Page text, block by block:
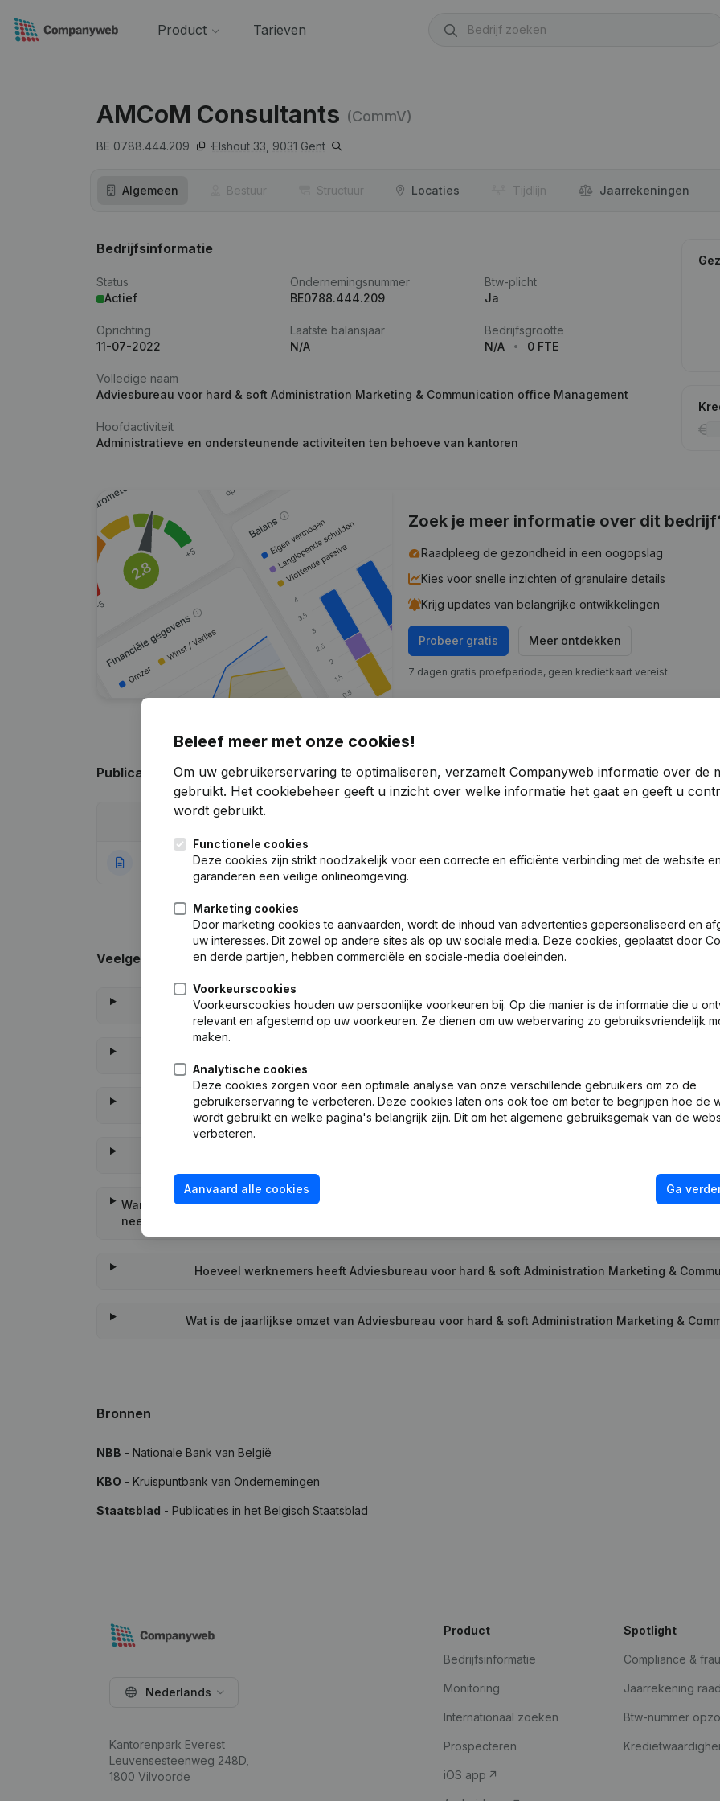
Product Tarieven
AMCoM Consultants (CommV)
BE 0788.444.209 Elshout 33, 9031 Gent
Algemeen Bestuur Structuur Locaties Tijdlijn Jaar­rekeningen
Bedrijfsinformatie
Status
Actief
Ondernemingsnummer
BE0788.444.209
Btw-plicht
Ja
Oprichting
11-07-2022
Laatste balansjaar
N/A
Bedrijfsgrootte
N/A
0 FTE
Volledige naam
Adviesbureau voor hard & soft Administration Marketing & Communication office Management
Hoofdactiviteit
Administratieve en ondersteunende activiteiten ten behoeve van kantoren
Zoek je meer informatie over dit
Raadpleeg de gezondheid in een oogopslag
Kies voor snelle inzichten of granulaire details
Krijg updates van belangrijke ontwikkelingen
Probeer gratis Meer ontdekken
7 dagen gratis proefperiode, geen kredietkaart vereist.
Publicaties van AMCoM Consultants
13-07-2022 Rubriek Oprichting (Nieuwe Rechtspersoon, Opening Bijkantoor, enz...)
Veelgestelde vragen
Wat is het btw-nummer van Adviesbureau voor hard & soft Administration Marketing &
Wanneer werd Adviesbureau voor hard & soft Administration Marketing & Communication
Wanneer heeft Adviesbureau voor hard & soft Administration Marketing & Communication office
neergelegd?
Hoeveel werknemers heeft Adviesbureau voor hard & soft Administration Marketing &
Wat is de jaarlijkse omzet van Adviesbureau voor hard & soft Administration Marketing &
Bronnen
NBB - Nationale Bank van België
KBO - Kruispuntbank van Ondernemingen
Staatsblad - Publicaties in het Belgisch Staatsblad
Beleef meer met onze cookies!
Om uw gebruikerservaring te optimaliseren, verzamelt Companyweb informatie over de
gebruikt. Het cookiebeheer geeft u inzicht over welke informatie het gaat en geeft u
wordt gebruikt.
Functionele cookies
Deze cookies zijn strikt noodzakelijk voor een correcte en efficiënte verbinding met de website en
garanderen een veilige onlineomgeving.
Marketing cookies
Door marketing cookies te aanvaarden, wordt de inhoud van advertenties gepersonaliseerd en
uw interesses. Dit zowel op andere sites als op uw sociale media. Deze cookies, geplaatst door
en derde partijen, hebben commerciële en sociale-media doeleinden.
Voorkeurscookies
Voorkeurscookies houden uw persoonlijke voorkeuren bij. Op die manier is de informatie die u
relevant en afgestemd op uw voorkeuren. Ze dienen om uw webervaring zo gebruiksvriendelijk
maken.
Analytische cookies
Deze cookies zorgen voor een optimale analyse van onze verschillende gebruikers om zo de
gebruikerservaring te verbeteren. Deze cookies laten ons ook toe om beter te begrijpen hoe de
wordt gebruikt en welke pagina's belangrijk zijn. Dit om het algemene gebruiksgemak van de
verbeteren.
Aanvaard alle cookies Ga
Nederlands
Kantorenpark Everest
Leuvensesteenweg 248D,
1800 Vilvoorde
Product
Bedrijfsinformatie
Monitoring
Internationaal zoeken
Prospecteren
iOS app
Spotlight
Compliance &
Jaarrekening
Btw-nummer